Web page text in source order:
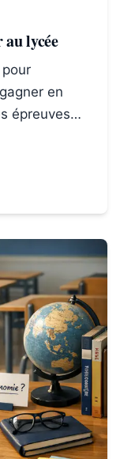
au lycée
en
épreuves